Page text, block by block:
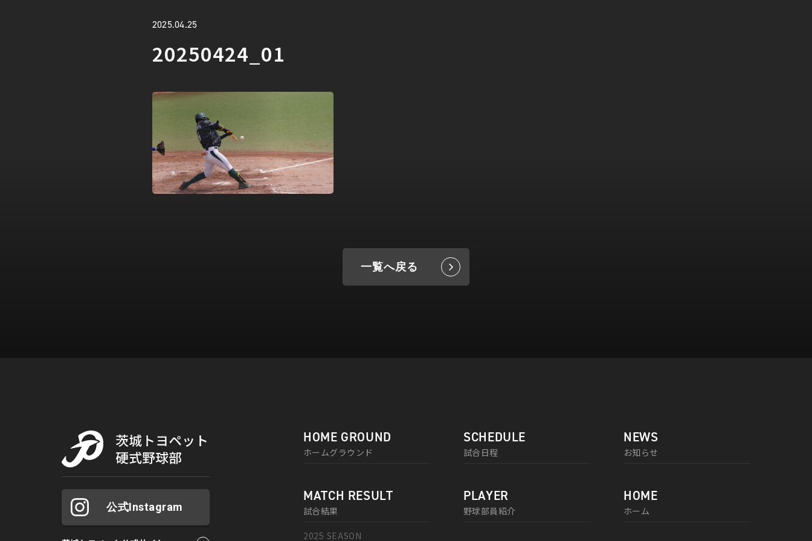
2025.04.25
20250424_01
一覧へ戻る
公式Instagram
HOME GROUND
ホームグラウンド
MATCH RESULT
試合結果
2025 SEASON
SCHEDULE
試合日程
PLAYER
野球部員紹介
NEWS
お知らせ
HOME
ホーム